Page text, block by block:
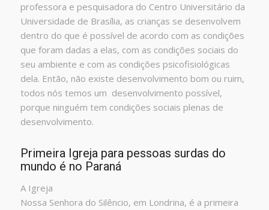
professora e pesquisadora do Centro Universitário da
Universidade de Brasília, as crianças se desenvolvem
dentro do que é possível de acordo com as condições
que foram dadas a elas, com as condições sociais do
seu ambiente e com as condições psicofisiológicas
dela. Então, não existe desenvolvimento bom ou ruim,
todos nós temos um desenvolvimento possível,
porque ninguém tem condições sociais plenas de
desenvolvimento.
Primeira Igreja para pessoas surdas do
mundo é no Paraná
A Igreja
Nossa Senhora do Silêncio, em Londrina, é a primeira